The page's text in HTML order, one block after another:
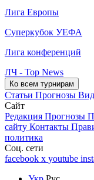
Лига Европы
Суперкубок УЕФА
Лига конференций
ЛЧ - Top News
Ко всем турнирам
Статьи Прогнозы
Сайт
Редакция Прогнозы
сайту Контакты
политика
Соц. сети
facebook x youtube